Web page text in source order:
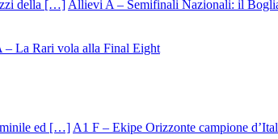
Allievi A – Semifinali Nazionali: il
– La Rari vola alla Final Eight
A1 F – Ekipe Orizzonte campione